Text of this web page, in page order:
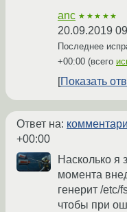
anc ★★★★★
20.09.2019
Последнее
+00:00 (всего
Показать
Ответ на:
+00:00
Насколько я
момента
генерит /etc/
чтобы при